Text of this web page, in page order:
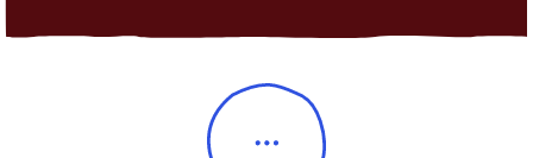
Load More